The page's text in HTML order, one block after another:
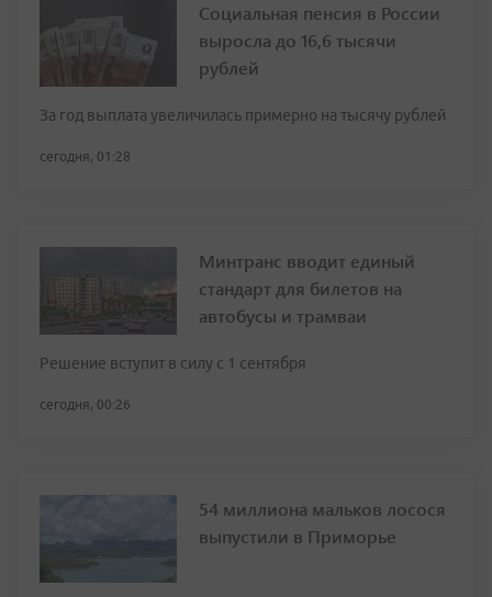
Социальная пенсия в России
выросла до 16,6 тысячи
рублей
За год выплата увеличилась примерно на тысячу рублей
сегодня, 01:28
Минтранс вводит единый
стандарт для билетов на
автобусы и трамваи
Решение вступит в силу с 1 сентября
сегодня, 00:26
54 миллиона мальков лосося
выпустили в Приморье